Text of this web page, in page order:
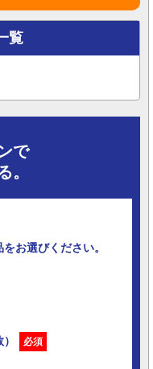
覧
で
。
お選びください。
必須